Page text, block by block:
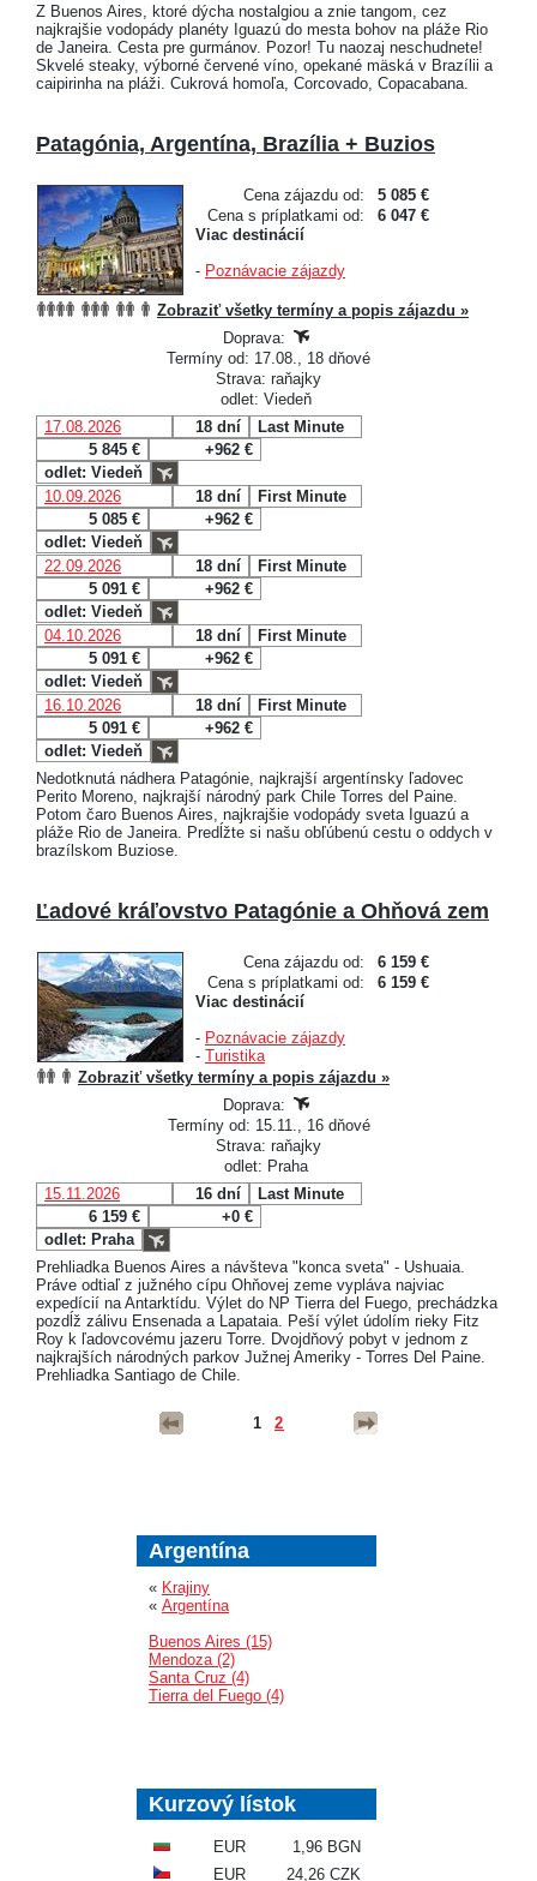
Z Buenos Aires, ktoré dýcha nostalgiou a znie tangom, cez
najkrajšie vodopády planéty Iguazú do mesta bohov na pláže Rio
de Janeira. Cesta pre gurmánov. Pozor! Tu naozaj neschudnete!
Skvelé steaky, výborné červené víno, opekané mäská v Brazílii a
caipirinha na pláži. Cukrová homoľa, Corcovado, Copacabana.
Patagónia, Argentína, Brazília + Buzios
Cena zájazdu od:
5 085 €
Cena s príplatkami od:
6 047 €
Viac destinácií
- Poznávacie zájazdy
Zobraziť všetky termíny a popis zájazdu »
Doprava:
Termíny od: 17.08., 18 dňové
Strava: raňajky
odlet: Viedeň
17.08.2026
18 dní
Last Minute
5 845 €
+962 €
odlet: Viedeň
10.09.2026
18 dní
First Minute
5 085 €
+962 €
odlet: Viedeň
22.09.2026
18 dní
First Minute
5 091 €
+962 €
odlet: Viedeň
04.10.2026
18 dní
First Minute
5 091 €
+962 €
odlet: Viedeň
16.10.2026
18 dní
First Minute
5 091 €
+962 €
odlet: Viedeň
Nedotknutá nádhera Patagónie, najkrajší argentínsky ľadovec
Perito Moreno, najkrajší národný park Chile Torres del Paine.
Potom čaro Buenos Aires, najkrajšie vodopády sveta Iguazú a
pláže Rio de Janeira. Predĺžte si našu obľúbenú cestu o oddych v
brazílskom Buziose.
Ľadové kráľovstvo Patagónie a Ohňová zem
Cena zájazdu od:
6 159 €
Cena s príplatkami od:
6 159 €
Viac destinácií
- Poznávacie zájazdy
- Turistika
Zobraziť všetky termíny a popis zájazdu »
Doprava:
Termíny od: 15.11., 16 dňové
Strava: raňajky
odlet: Praha
15.11.2026
16 dní
Last Minute
6 159 €
+0 €
odlet: Praha
Prehliadka Buenos Aires a návšteva "konca sveta" - Ushuaia.
Práve odtiaľ z južného cípu Ohňovej zeme vypláva najviac
expedícií na Antarktídu. Výlet do NP Tierra del Fuego, prechádzka
pozdĺž zálivu Ensenada a Lapataia. Peší výlet údolím rieky Fitz
Roy k ľadovcovému jazeru Torre. Dvojdňový pobyt v jednom z
najkrajších národných parkov Južnej Ameriky - Torres Del Paine.
Prehliadka Santiago de Chile.
1 2
Argentína
« Krajiny
« Argentína
Buenos Aires (15)
Mendoza (2)
Santa Cruz (4)
Tierra del Fuego (4)
Kurzový lístok
EUR
1,96 BGN
EUR
24,26 CZK